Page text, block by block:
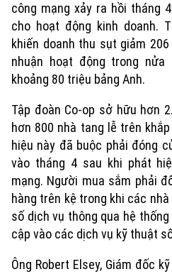
công mạng xảy ra hồi tháng
cho hoạt động kinh doanh.
khiến doanh thu sụt giảm
nhuận hoạt động trong
khoảng 80 triệu bảng Anh.
Tập đoàn Co-op sở hữu hơn
hơn 800 nhà tang lễ trên
hiệu này đã buộc phải đóng
vào tháng 4 sau khi phát
mạng. Người mua sắm phải
hàng trên kệ trong khi các
số dịch vụ thông qua hệ
cập vào các dịch vụ kỹ thuật
Ông Robert Elsey, Giám đốc